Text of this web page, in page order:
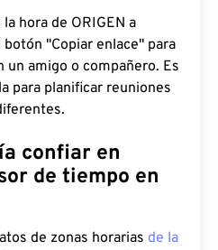
hora de ORIGEN a
botón "Copiar enlace" para
amigo o compañero. Es
para planificar reuniones
confiar en
de tiempo en
de zonas horarias de la